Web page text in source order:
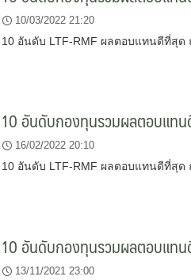
10/03/2022 21:20
10 อันดับ LTF-RMF ผลตอบแทนดีที่สุ
10 อันดับกองทุนรวมผลตอบแท
16/02/2022 20:10
10 อันดับ LTF-RMF ผลตอบแทนดีที่สุ
10 อันดับกองทุนรวมผลตอบแท
13/11/2021 23:00